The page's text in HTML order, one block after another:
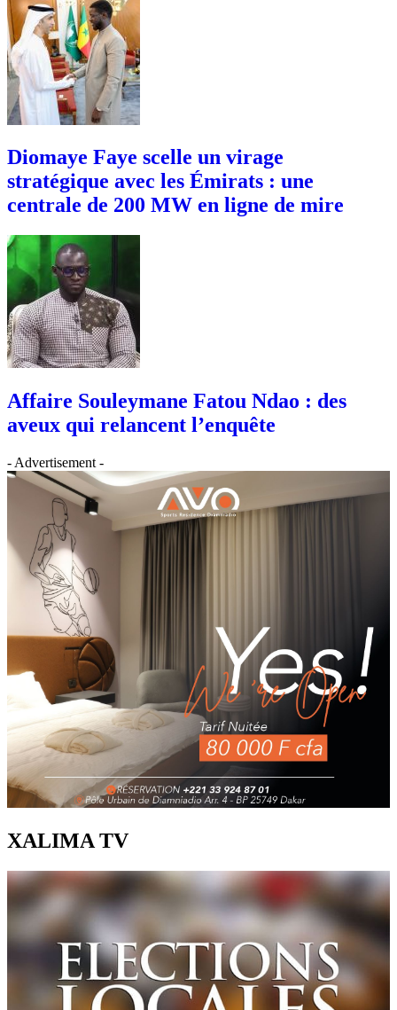
Diomaye Faye scelle un virage
stratégique avec les Émirats : une
centrale de 200 MW en ligne de mire
Affaire Souleymane Fatou Ndao : des
aveux qui relancent l’enquête
- Advertisement -
XALIMA TV